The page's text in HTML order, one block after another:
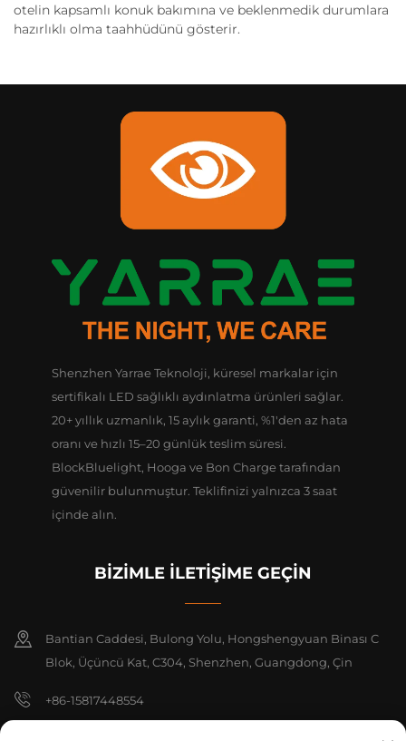
otelin kapsamlı konuk bakımına ve beklenmedik durumlara
hazırlıklı olma taahhüdünü gösterir.
Shenzhen Yarrae Teknoloji, küresel markalar için
sertifikalı LED sağlıklı aydınlatma ürünleri sağlar.
20+ yıllık uzmanlık, 15 aylık garanti, %1'den az hata
oranı ve hızlı 15–20 günlük teslim süresi.
BlockBluelight, Hooga ve Bon Charge tarafından
güvenilir bulunmuştur. Teklifinizi yalnızca 3 saat
içinde alın.
BİZİMLE İLETİŞİME GEÇİN
Bantian Caddesi, Bulong Yolu, Hongshengyuan Binası C
Blok, Üçüncü Kat, C304, Shenzhen, Guangdong, Çin
+86-15817448554